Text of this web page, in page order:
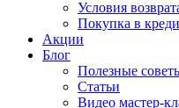
Условия
Покупка в
Акции
Блог
Полезные
Статьи
Видео мастер-